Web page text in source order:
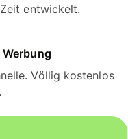
entwickelt.
Völlig kostenlos